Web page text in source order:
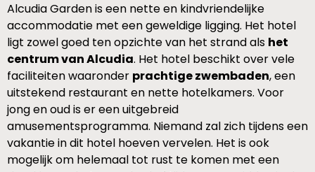
Alcudia Garden is een nette en kindvriendelijke
accommodatie met een geweldige ligging. Het hotel
ligt zowel goed ten opzichte van het strand als het
centrum van Alcudia. Het hotel beschikt over vele
faciliteiten waaronder prachtige zwembaden, een
uitstekend restaurant en nette hotelkamers. Voor
jong en oud is er een uitgebreid
amusementsprogramma. Niemand zal zich tijdens een
vakantie in dit hotel hoeven vervelen. Het is ook
mogelijk om helemaal tot rust te komen met een